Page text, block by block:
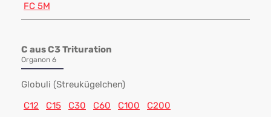
FC 5M
C aus C3 Trituration
Organon 6
Globuli (Streukügelchen)
C12
C15 C30 C60 C100 C200